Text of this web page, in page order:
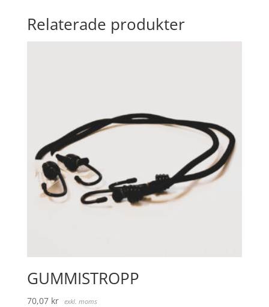
Relaterade produkter
GUMMISTROPP
70,07 kr exkl. moms